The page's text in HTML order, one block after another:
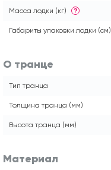
Масса лодки (кг) ?
Габариты упаковки лодки (см)
О транце
Тип транца
Толщина транца (мм)
Высота транца (мм)
Материал